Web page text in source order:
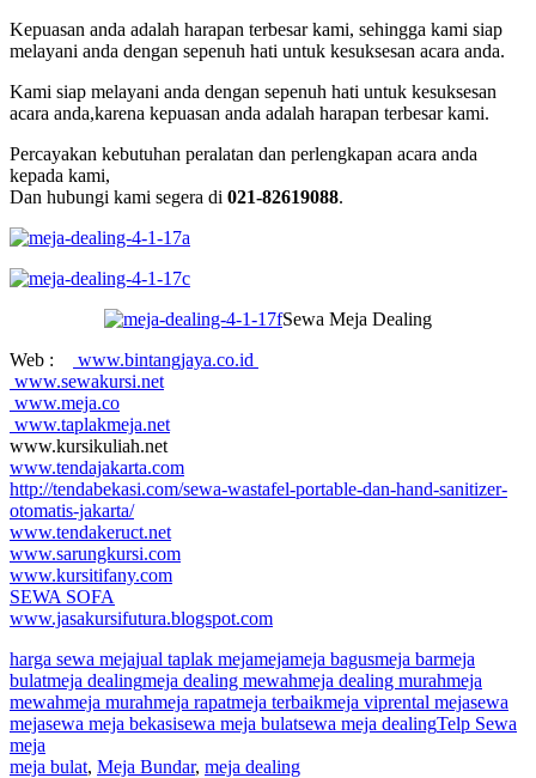
Kepuasan anda adalah harapan terbesar kami, sehingga kami siap
melayani anda dengan sepenuh hati untuk kesuksesan acara anda.
Kami siap melayani anda dengan sepenuh hati untuk kesuksesan
acara anda,karena kepuasan anda adalah harapan terbesar kami.
Percayakan kebutuhan peralatan dan perlengkapan acara anda
kepada kami,
Dan hubungi kami segera di 021-82619088.
Sewa Meja Dealing
Web :
www.bintangjaya.co.id
www.sewakursi.net
www.meja.co
www.taplakmeja.net
www.kursikuliah.net
www.tendajakarta.com
http://tendabekasi.com/sewa-wastafel-portable-dan-hand-sanitizer-
otomatis-jakarta/
www.tendakeruct.net
www.sarungkursi.com
www.kursitifany.com
SEWA SOFA
www.jasakursifutura.blogspot.com
harga sewa mejajual taplak mejamejameja bagusmeja barmeja
bulatmeja dealingmeja dealing mewahmeja dealing murahmeja
mewahmeja murahmeja rapatmeja terbaikmeja viprental mejasewa
mejasewa meja bekasisewa meja bulatsewa meja dealingTelp Sewa
meja
meja bulat, Meja Bundar, meja dealing